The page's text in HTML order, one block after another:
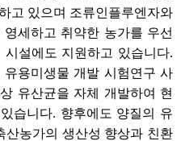
고 있으며 조류인플루엔자와
세하고 취약한 농가를 우선
설에도 지원하고 있습니다.
용미생물 개발 시험연구 사
유산균을 자체 개발하여 현
습니다. 향후에도 양질의 유
산농가의 생산성 향상과 친환